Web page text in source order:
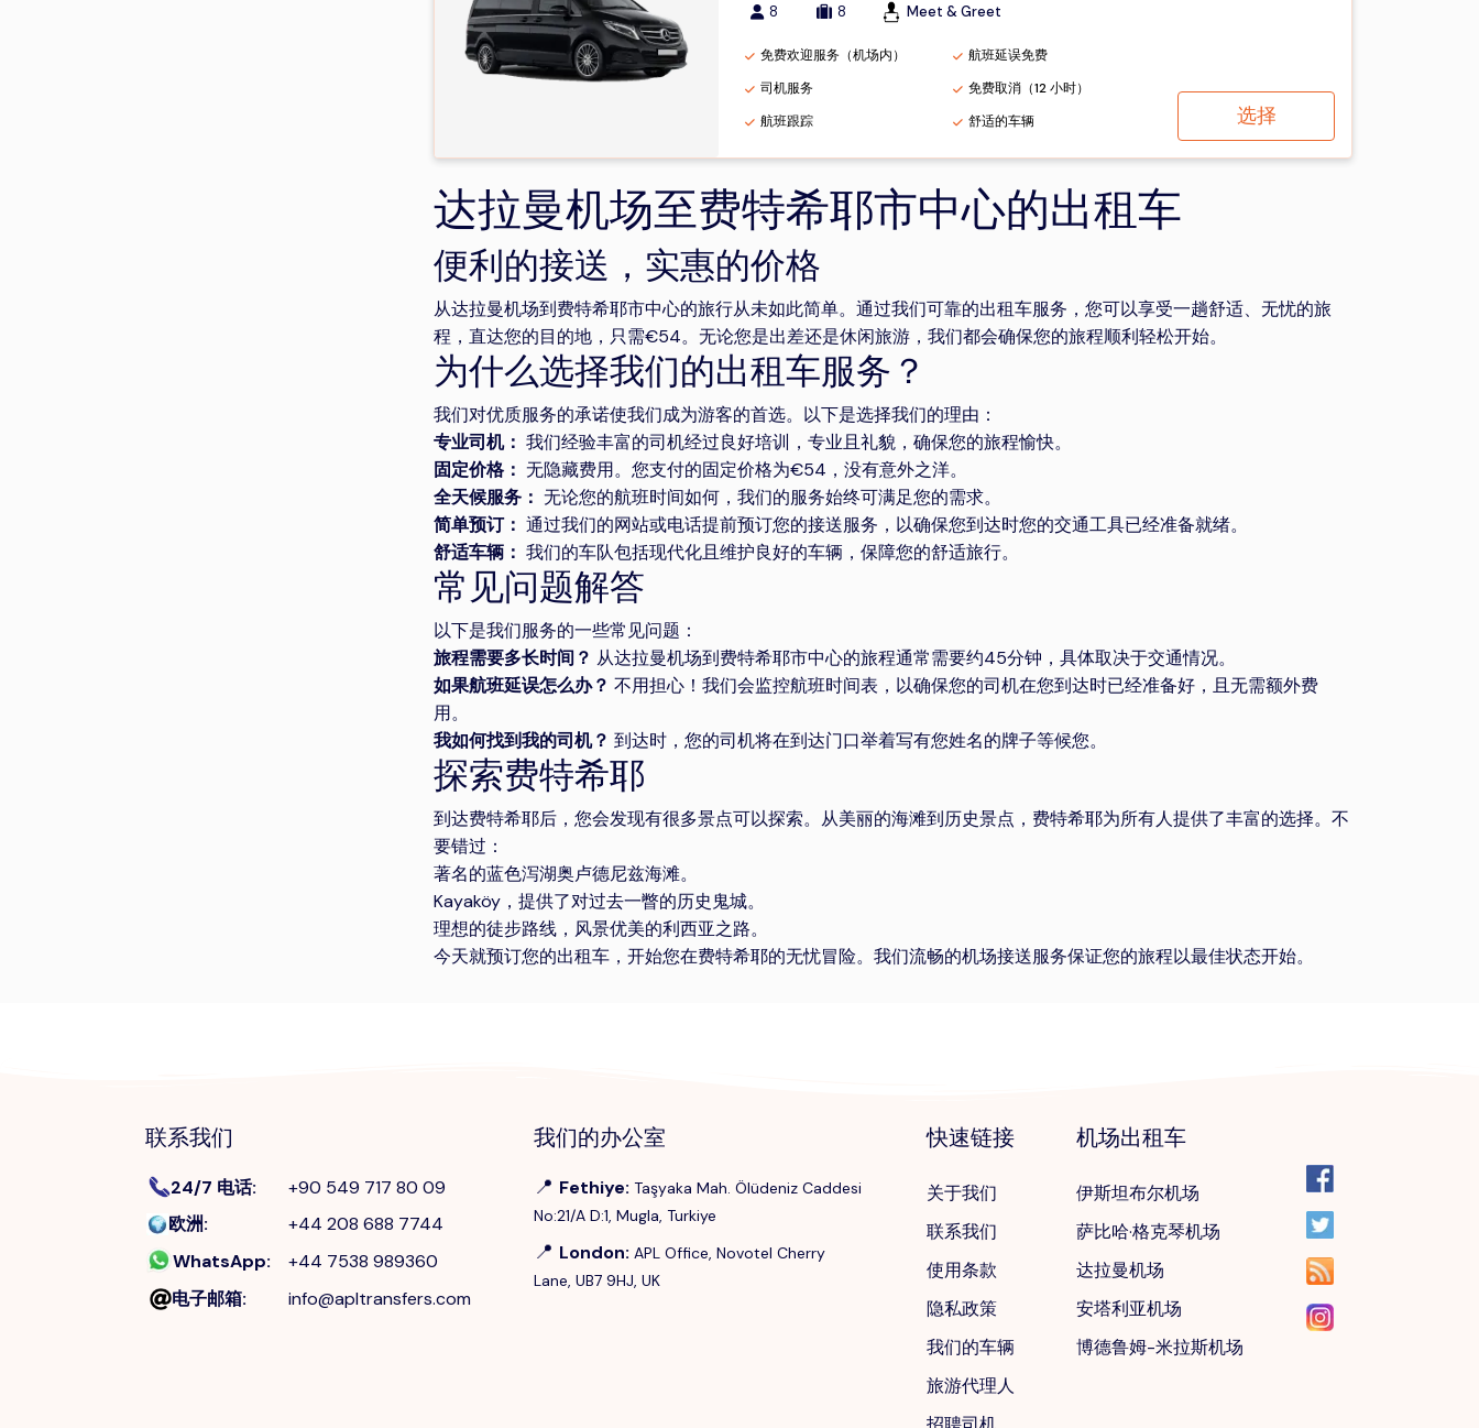
8 8 Meet & Greet
免费欢迎服务（机场内）
航班延误免费
司机服务
免费取消（12 小时）
航班跟踪
舒适的车辆 选择
达拉曼机场至费特希耶市中心的出租车
便利的接送，实惠的价格
从达拉曼机场到费特希耶市中心的旅行从未如此简单。通过我们可靠的出租车服务，您可以享受一趟舒适、无忧的旅
程，直达您的目的地，只需€54。无论您是出差还是休闲旅游，我们都会确保您的旅程顺利轻松开始。
为什么选择我们的出租车服务？
我们对优质服务的承诺使我们成为游客的首选。以下是选择我们的理由：
专业司机： 我们经验丰富的司机经过良好培训，专业且礼貌，确保您的旅程愉快。
固定价格： 无隐藏费用。您支付的固定价格为€54，没有意外之洋。
全天候服务： 无论您的航班时间如何，我们的服务始终可满足您的需求。
简单预订： 通过我们的网站或电话提前预订您的接送服务，以确保您到达时您的交通工具已经准备就绪。
舒适车辆： 我们的车队包括现代化且维护良好的车辆，保障您的舒适旅行。
常见问题解答
以下是我们服务的一些常见问题：
旅程需要多长时间？ 从达拉曼机场到费特希耶市中心的旅程通常需要约45分钟，具体取决于交通情况。
如果航班延误怎么办？ 不用担心！我们会监控航班时间表，以确保您的司机在您到达时已经准备好，且无需额外费
用。
我如何找到我的司机？ 到达时，您的司机将在到达门口举着写有您姓名的牌子等候您。
探索费特希耶
到达费特希耶后，您会发现有很多景点可以探索。从美丽的海滩到历史景点，费特希耶为所有人提供了丰富的选择。不
要错过：
著名的蓝色泻湖奥卢德尼兹海滩。
Kayaköy，提供了对过去一瞥的历史鬼城。
理想的徒步路线，风景优美的利西亚之路。
今天就预订您的出租车，开始您在费特希耶的无忧冒险。我们流畅的机场接送服务保证您的旅程以最佳状态开始。
联系我们
24/7 电话:
+90 549 717 80 09
欧洲:
+44 208 688 7744
WhatsApp:
+44 7538 989360
电子邮箱: info@apltransfers.com
我们的办公室
📍 Fethiye: Taşyaka Mah. Ölüdeniz Caddesi
No:21/A D:1, Mugla, Turkiye
📍 London: APL Office, Novotel Cherry
Lane, UB7 9HJ, UK
快速链接
关于我们
联系我们
使用条款
隐私政策
我们的车辆
旅游代理人
机场出租车
伊斯坦布尔机场
萨比哈·格克琴机场
达拉曼机场
安塔利亚机场
博德鲁姆-米拉斯机场